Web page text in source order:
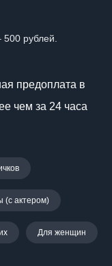
рублей.
предоплата в
чем за 24 часа
(с актером)
Для женщин